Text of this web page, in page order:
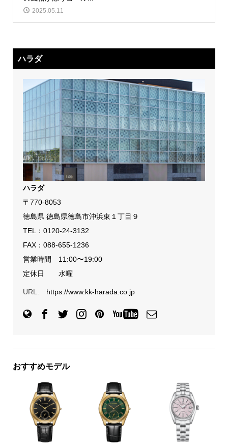
2025.05.11
ハラダ
ハラダ
〒770-8053
徳島県 徳島県徳島市沖浜東１丁目９
TEL： 0120-24-3132
FAX：088-655-1236
営業時間 11:00〜19:00
定休日 水曜
URL. https://www.kk-harada.co.jp
おすすめモデル